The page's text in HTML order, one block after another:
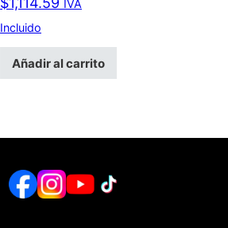
IVA
Incluido
Añadir al carrito